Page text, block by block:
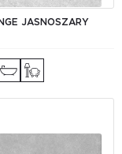
JASNOSZARY